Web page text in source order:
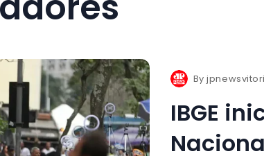
By
IBGE